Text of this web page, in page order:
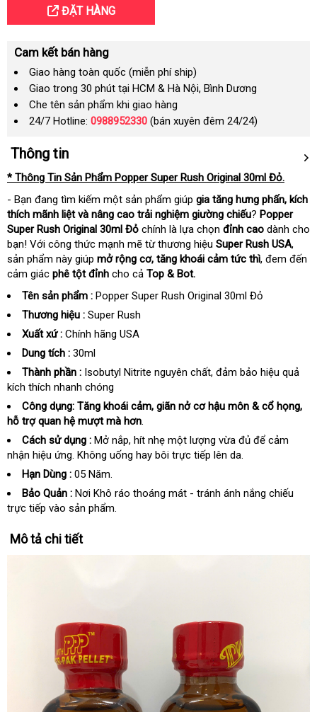
ĐẶT HÀNG
Cam kết bán hàng
Giao hàng toàn quốc (miễn phí ship)
Giao trong 30 phút tại HCM & Hà Nội, Bình Dương
Che tên sản phẩm khi giao hàng
24/7 Hotline: 0988952330 (bán xuyên đêm 24/24)
Thông tin
* Thông Tin Sản Phẩm Popper Super Rush Original 30ml Đỏ.
- Bạn đang tìm kiếm một sản phẩm giúp gia tăng hưng phấn, kích
thích mãnh liệt và nâng cao trải nghiệm giường chiếu? Popper
Super Rush Original 30ml Đỏ chính là lựa chọn đỉnh cao dành cho
bạn! Với công thức mạnh mẽ từ thương hiệu Super Rush USA,
sản phẩm này giúp mở rộng cơ, tăng khoái cảm tức thì, đem đến
cảm giác phê tột đỉnh cho cả Top & Bot.
Tên sản phẩm : Popper Super Rush Original 30ml Đỏ
Thương hiệu : Super Rush
Xuất xứ : Chính hãng USA
Dung tích : 30ml
Thành phần : Isobutyl Nitrite nguyên chất, đảm bảo hiệu quả
kích thích nhanh chóng
Công dụng: Tăng khoái cảm, giãn nở cơ hậu môn & cổ họng,
hỗ trợ quan hệ mượt mà hơn.
Cách sử dụng : Mở nắp, hít nhẹ một lượng vừa đủ để cảm
nhận hiệu ứng. Không uống hay bôi trực tiếp lên da.
Hạn Dùng : 05 Năm.
Bảo Quản : Nơi Khô ráo thoáng mát - tránh ánh nắng chiếu
trực tiếp vào sản phẩm.
Mô tả chi tiết